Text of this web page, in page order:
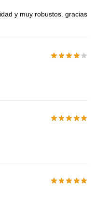
y muy robustos. gracias